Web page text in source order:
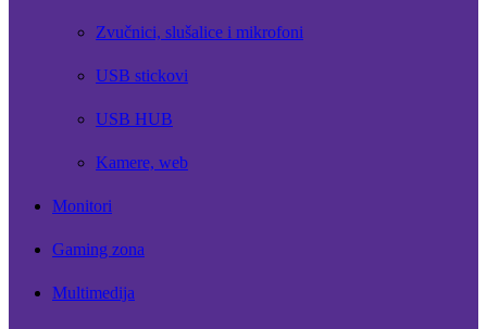
Zvučnici, slušalice i mikrofoni
USB stickovi
USB HUB
Kamere, web
Monitori
Gaming zona
Multimedija